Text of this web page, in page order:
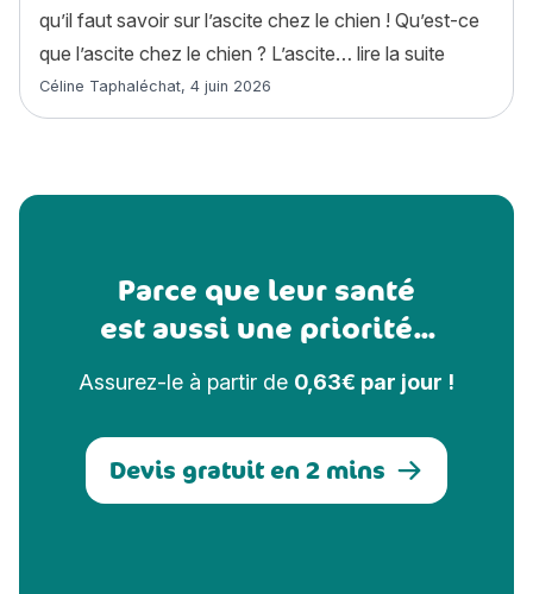
qu’il faut savoir sur l’ascite chez le chien ! Qu’est-ce
que l’ascite chez le chien ? L’ascite… lire la suite
Article rédigé par
Céline Taphaléchat, 4 juin 2026
Parce que leur santé
est aussi une priorité...
Assurez-le à partir de 0,63€ par jour !
Devis gratuit en 2 mins